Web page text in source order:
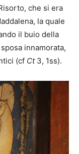
che si era
la quale
il buio della
innamorata,
(cf Ct3, 1ss).